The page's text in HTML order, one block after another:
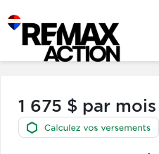
1 675 $ par mois